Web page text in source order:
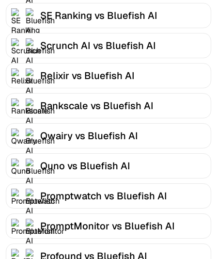
SE Ranking vs Bluefish AI
Scrunch AI vs Bluefish AI
Relixir vs Bluefish AI
Rankscale vs Bluefish AI
Qwairy vs Bluefish AI
Quno vs Bluefish AI
Promptwatch vs Bluefish AI
PromptMonitor vs Bluefish AI
Profound vs Bluefish AI